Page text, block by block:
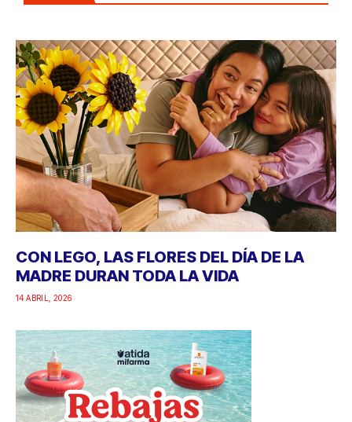
CON LEGO, LAS FLORES DEL DÍA DE LA
MADRE DURAN TODA LA VIDA
14 ABRIL, 2026